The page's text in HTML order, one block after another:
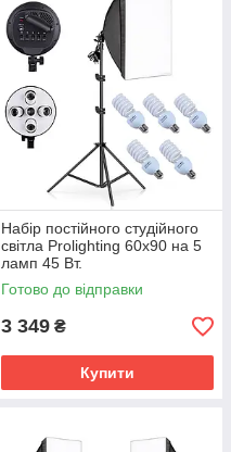
Набір постійного студійного
світла Prolighting 60x90 на 5
ламп 45 Вт.
Готово до відправки
3 349 ₴
Купити